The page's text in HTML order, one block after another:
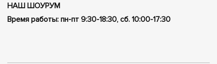
НАШ ШОУРУМ
Время работы: пн-пт 9:30-18:30, сб. 10:00-17:30